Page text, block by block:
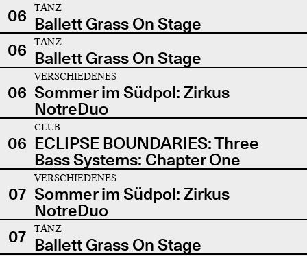
06
TANZ
Ballett Grass On Stage
06
TANZ
Ballett Grass On Stage
06
VERSCHIEDENES
Sommer im Südpol: Zirkus
NotreDuo
06
CLUB
ECLIPSE BOUNDARIES: Three
Bass Systems: Chapter One
07
VERSCHIEDENES
Sommer im Südpol: Zirkus
NotreDuo
07
TANZ
Ballett Grass On Stage